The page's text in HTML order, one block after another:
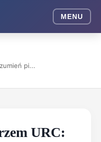
MENU
pi...
URC: